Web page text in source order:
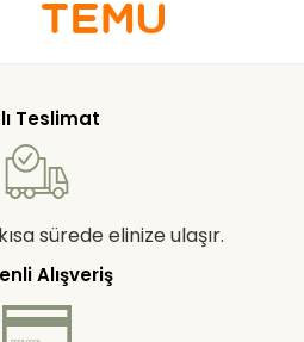
Teslimat
sürede elinize ulaşır.
Alışveriş